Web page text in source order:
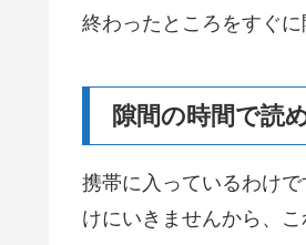
終わったところをすぐに
隙間の時間で読
携帯に入っているわけ
けにいきませんから、こ